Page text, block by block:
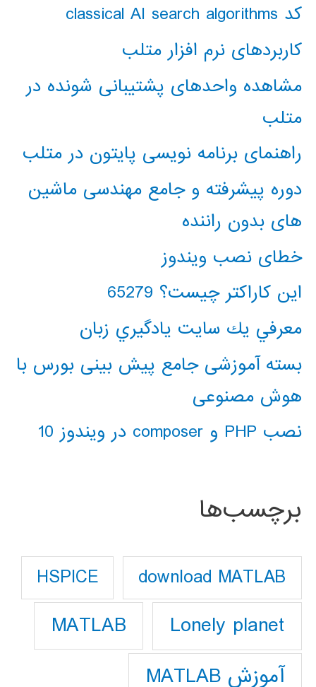
کد classical AI search algorithms
کاربردهای نرم افزار متلب
مشاهده واحدهای پشتیبانی شونده در
متلب
راهنمای برنامه نویسی پایتون در متلب
دوره پیشرفته و جامع مهندسی ماشین
های بدون راننده
خطای نصب ویندوز
این کاراکتر چیست؟ 65279
معرفي يك سايت يادگيري زبان
بسته آموزشی جامع پیش بینی بورس با
هوش مصنوعی
نصب PHP و composer در ویندوز 10
برچسب‌ها
download MATLAB
HSPICE
Lonely planet
MATLAB
آموزش MATLAB